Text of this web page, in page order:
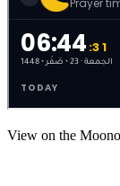
View on the